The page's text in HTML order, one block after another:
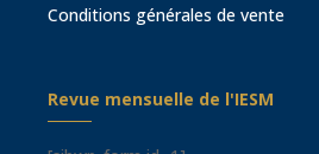
Conditions générales de vente
Revue mensuelle de l'IESM